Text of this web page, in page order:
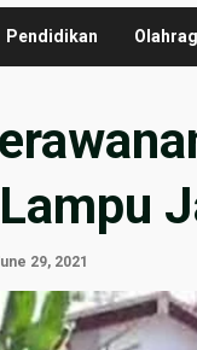
Pendidikan
29, 2021